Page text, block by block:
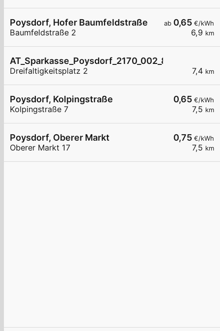
ab 0,65 €/kWh
6,9 km
Poysdorf, Hofer Baumfeldstraße
Baumfeldstraße 2
7,4 km
AT_Sparkasse_Poysdorf_2170_002_8211012707
Dreifaltigkeitsplatz 2
0,65 €/kWh
7,5 km
Poysdorf, Kolpingstraße
Kolpingstraße 7
0,75 €/kWh
7,5 km
Poysdorf, Oberer Markt
Oberer Markt 17